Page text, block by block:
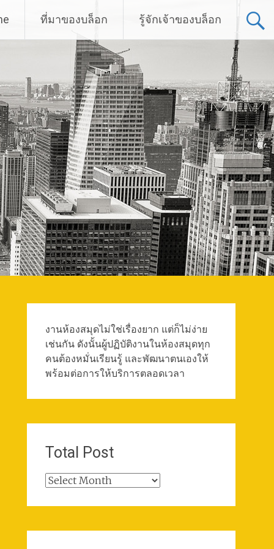
ที่มาของบล็อก รู้จักเจ้าของบล็อก
งานห้องสมุดไม่ใช่เรื่องยาก แต่ก็ไม่ง่าย
เช่นกัน ดังนั้นผู้ปฏิบัติงานในห้องสมุดทุก
คนต้องหมั่นเรียนรู้ และพัฒนาตนเองให้
พร้อมต่อการให้บริการตลอดเวลา
Total Post
Total